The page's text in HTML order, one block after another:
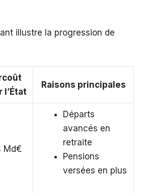
illustre la progression de
l’État
Raisons principales
Md€
Départs
avancés en
retraite
Pensions
versées en plus